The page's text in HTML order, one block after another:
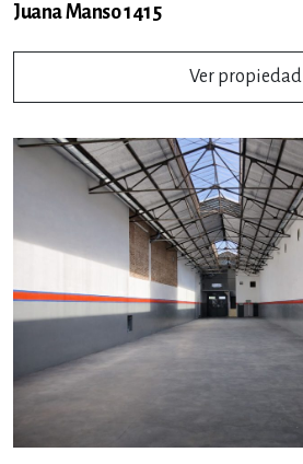
Juana Manso 1415
Ver propiedad